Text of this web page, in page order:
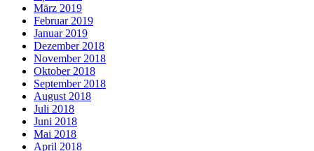
März 2019
Februar 2019
Januar 2019
Dezember 2018
November 2018
Oktober 2018
September 2018
August 2018
Juli 2018
Juni 2018
Mai 2018
April 2018